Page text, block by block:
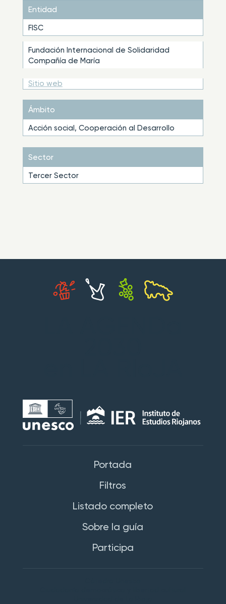
Entidad
FISC
Fundación Internacional de Solidaridad
Compañía de María
Sitio web
Ámbito
Acción social, Cooperación al Desarrollo
Sector
Tercer Sector
Portada
Filtros
Listado completo
Sobre la guía
Participa